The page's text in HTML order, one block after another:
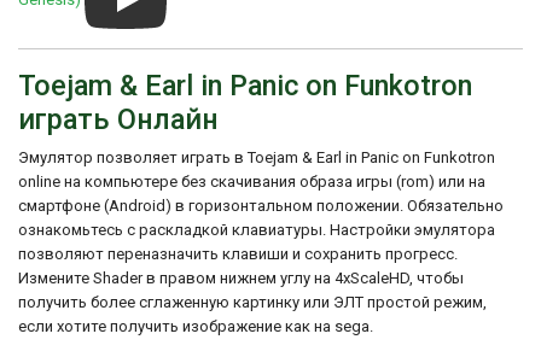
17 RE5T-C6W8 You can't get hurt
примером игры, которая сочетает в себе
неповторимую атмосферу.
Toejam & Earl in Panic on Funkotron
играть Онлайн
Эмулятор позволяет играть в Toejam & Earl in Panic on Funkotron
online на компьютере без скачивания образа игры (rom) или на
смартфоне (Android) в горизонтальном положении. Обязательно
ознакомьтесь с раскладкой клавиатуры. Настройки эмулятора
позволяют переназначить клавиши и сохранить прогресс.
Измените Shader в правом нижнем углу на 4xScaleHD, чтобы
получить более сглаженную картинку или ЭЛТ простой режим,
если хотите получить изображение как на sega.